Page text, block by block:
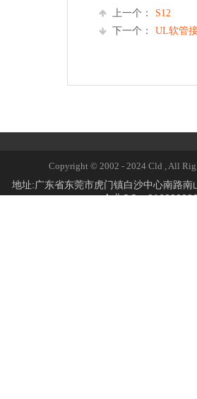
上一个：
S12
下一个：
UL软管
Copyright © 2002 - 2024 Cld , All
地址:广东省东莞市虎门镇白沙中心南路
企业QQ：